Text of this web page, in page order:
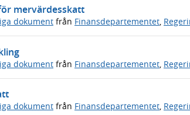
mervärdesskatt
dokument från Finansdepartementet,
dokument från Finansdepartementet
dokument från Finansdepartementet,